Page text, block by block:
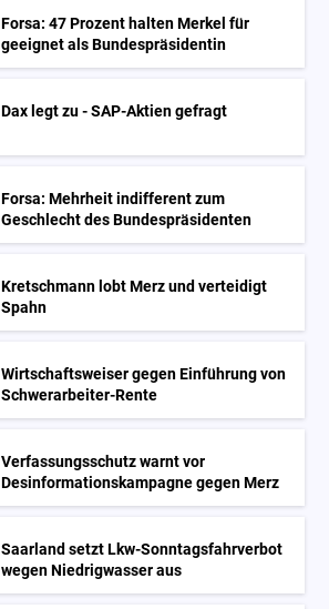
Forsa: 47 Prozent halten Merkel für
geeignet als Bundespräsidentin
Dax legt zu - SAP-Aktien gefragt
Forsa: Mehrheit indifferent zum
Geschlecht des Bundespräsidenten
Kretschmann lobt Merz und verteidigt
Spahn
Wirtschaftsweiser gegen Einführung von
Schwerarbeiter-Rente
Verfassungsschutz warnt vor
Desinformationskampagne gegen Merz
Saarland setzt Lkw-Sonntagsfahrverbot
wegen Niedrigwasser aus